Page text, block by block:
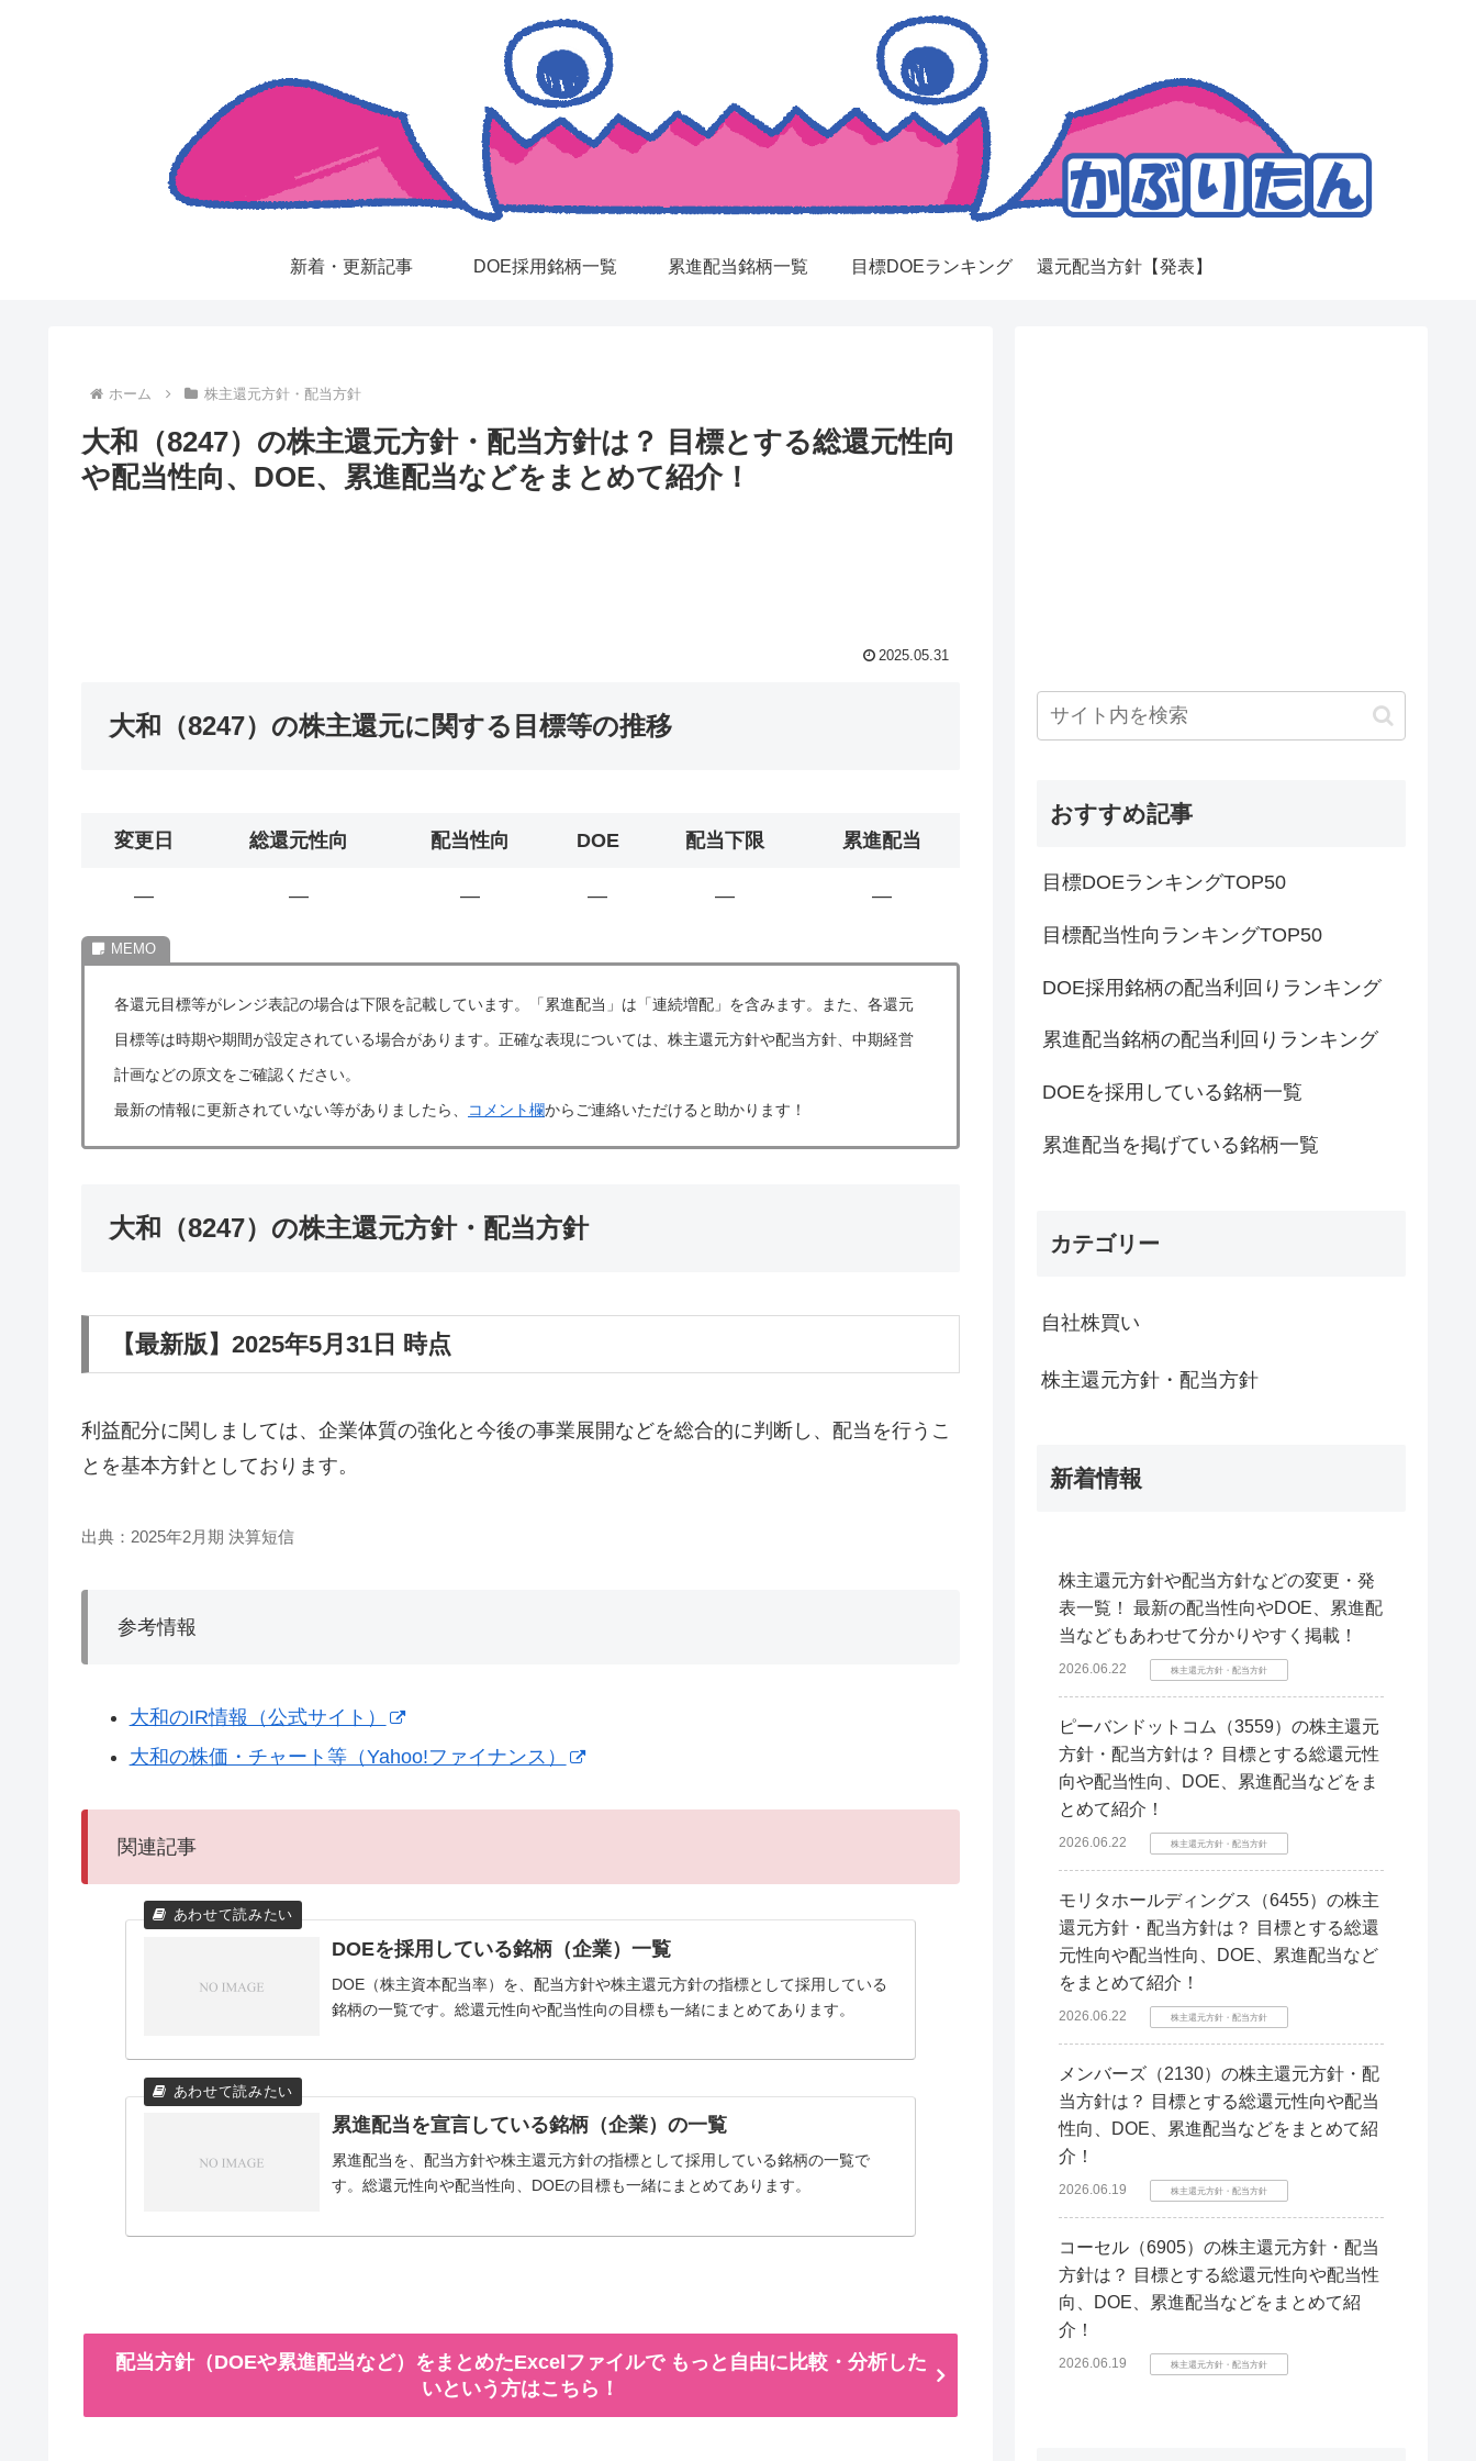
新着・更新記事 DOE採用銘柄一覧 累進配当銘柄一覧 目標DOEランキング 還元配当方針【発表】
ホーム 株主還元方針・配当方針
大和（8247）の株主還元方針・配当方針は？ 目標とする総還元性向
や配当性向、DOE、累進配当などをまとめて紹介！
2025.05.31
大和（8247）の株主還元に関する目標等の推移
変更日 総還元性向 配当性向 DOE 配当下限 累進配当
― ― ― ― ― ―
各還元目標等がレンジ表記の場合は下限を記載しています。「累進配当」は「連続増配」を含みます。また、各還元
目標等は時期や期間が設定されている場合があります。正確な表現については、株主還元方針や配当方針、中期経営
計画などの原文をご確認ください。
最新の情報に更新されていない等がありましたら、
コメント欄からご連絡いただけると助かります！
大和（8247）の株主還元方針・配当方針
【最新版】2025年5月31日 時点
利益配分に関しましては、企業体質の強化と今後の事業展開などを総合的に判断し、配当を行うこ
とを基本方針としております。
出典：2025年2月期 決算短信
参考情報
大和のIR情報（公式サイト）
大和の株価・チャート等（Yahoo!ファイナンス）
関連記事
DOEを採用している銘柄（企業）一覧
DOE（株主資本配当率）を、配当方針や株主還元方針の指標として採用している
銘柄の一覧です。総還元性向や配当性向の目標も一緒にまとめてあります。
累進配当を宣言している銘柄（企業）の一覧
累進配当を、配当方針や株主還元方針の指標として採用している銘柄の一覧で
す。総還元性向や配当性向、DOEの目標も一緒にまとめてあります。
配当方針（DOEや累進配当など）をまとめたExcelファイルで もっと自由に比較・分析した
いという方はこちら！
おすすめ記事
目標DOEランキングTOP50
目標配当性向ランキングTOP50
DOE採用銘柄の配当利回りランキング
累進配当銘柄の配当利回りランキング
DOEを採用している銘柄一覧
累進配当を掲げている銘柄一覧
カテゴリー
自社株買い
株主還元方針・配当方針
新着情報
株主還元方針や配当方針などの変更・発
表一覧！ 最新の配当性向やDOE、累進配
当などもあわせて分かりやすく掲載！
2026.06.22 株主還元方針・配当方針
ピーバンドットコム（3559）の株主還元
方針・配当方針は？ 目標とする総還元性
向や配当性向、DOE、累進配当などをま
とめて紹介！
2026.06.22 株主還元方針・配当方針
モリタホールディングス（6455）の株主
還元方針・配当方針は？ 目標とする総還
元性向や配当性向、DOE、累進配当など
をまとめて紹介！
2026.06.22 株主還元方針・配当方針
メンバーズ（2130）の株主還元方針・配
当方針は？ 目標とする総還元性向や配当
性向、DOE、累進配当などをまとめて紹
介！
2026.06.19 株主還元方針・配当方針
コーセル（6905）の株主還元方針・配当
方針は？ 目標とする総還元性向や配当性
向、DOE、累進配当などをまとめて紹
介！
2026.06.19 株主還元方針・配当方針